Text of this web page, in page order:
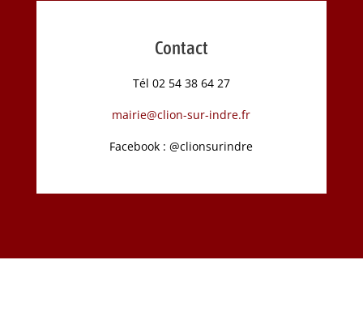
Contact
Tél 02 54 38 64 27
mairie@clion-sur-indre.fr
Facebook : @clionsurindre